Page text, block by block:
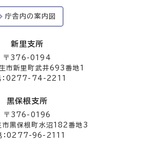
庁舎内の案内図
新里支所
〒376-0194
市新里町武井693番地1
：0277-74-2211
黒保根支所
〒376-0196
市黒保根町水沼182番地3
：0277-96-2111